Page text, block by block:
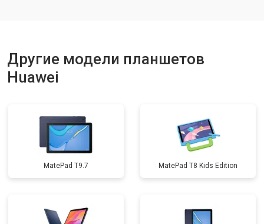
Другие модели планшетов
Huawei
MatePad T9.7 MatePad T8 Kids Edition